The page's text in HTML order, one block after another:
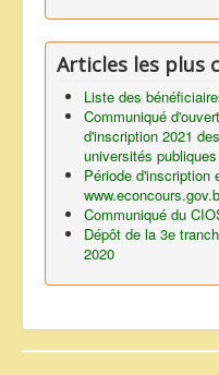
Articles les plus
Liste des
Communiqué
d'inscription 2021
universités
Période d'inscription
Communiqué du
Dépôt de la 3e
2020